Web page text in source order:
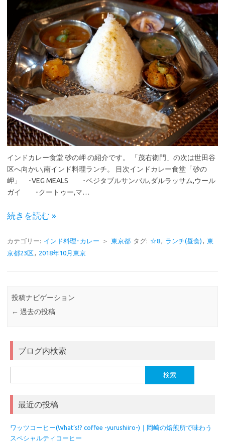
インドカレー食堂 砂の岬 の紹介です。 「茂右衛門」の次は世田谷
区へ向かい,南インド料理ランチ。 目次インドカレー食堂「砂の
岬」 ･VEG MEALS ･ベジタブルサンバル,ダルラッサム,ウール
ガイ ･クートゥー,マ…
続きを読む »
カテゴリー: インド料理･カレー ＞ 東京都 タグ: ☆8, ランチ(昼食) , 東
京都23区, 2018年10月東京
投稿ナビゲーション
← 過去の投稿
ブログ内検索
索:
最近の投稿
ワッツコーヒー(What’s!? coffee -yurushiiro-)｜岡崎の焙煎所で味わう
スペシャルティコーヒー